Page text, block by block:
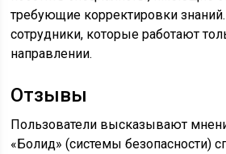
требующие корректировки
сотрудники, которые работают
направлении.
Отзывы
Пользователи высказывают
«Болид» (системы безопасности)